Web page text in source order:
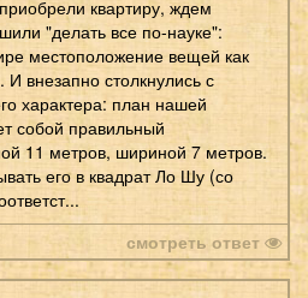
квартиру, ждем
"делать все по-науке":
местоположение вещей как
внезапно столкнулись с
характера: план нашей
собой правильный
11 метров, шириной 7 метров.
его в квадрат Ло Шу (со
смотреть ответ